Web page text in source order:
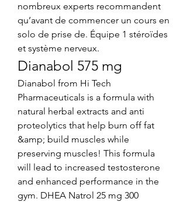
nombreux experts recommandent
qu’avant de commencer un cours en
solo de prise de. Équipe 1 stéroïdes
et système nerveux.
Dianabol 575 mg
Dianabol from Hi Tech
Pharmaceuticals is a formula with
natural herbal extracts and anti
proteolytics that help burn off fat
&amp; build muscles while
preserving muscles! This formula
will lead to increased testosterone
and enhanced performance in the
gym. DHEA Natrol 25 mg 300